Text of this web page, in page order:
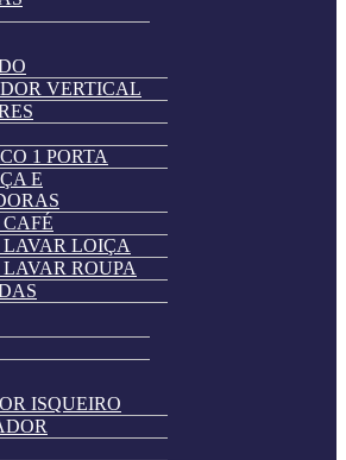
VERTICAL
1 PORTA
E
LOIÇA
ROUPA
ISQUEIRO